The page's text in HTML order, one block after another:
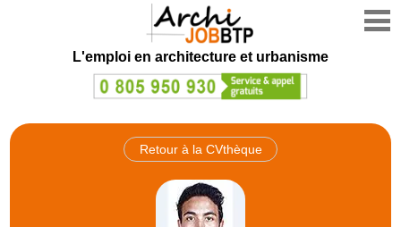
L'emploi en architecture et urbanisme
Retour à la CVthèque